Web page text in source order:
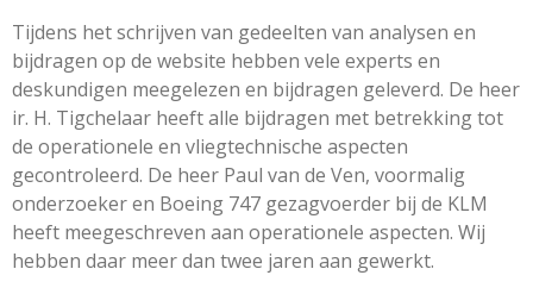
Tijdens het schrijven van gedeelten van analysen en
bijdragen op de website hebben vele experts en
deskundigen meegelezen en bijdragen geleverd. De heer
ir. H. Tigchelaar heeft alle bijdragen met betrekking tot
de operationele en vliegtechnische aspecten
gecontroleerd. De heer Paul van de Ven, voormalig
onderzoeker en Boeing 747 gezagvoerder bij de KLM
heeft meegeschreven aan operationele aspecten. Wij
hebben daar meer dan twee jaren aan gewerkt.